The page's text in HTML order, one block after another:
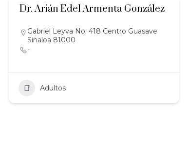
Dr. Arián Edel Armenta González
Gabriel Leyva No. 418 Centro Guasave
Sinaloa 81000
-
Adultos